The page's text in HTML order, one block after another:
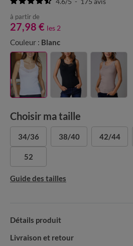
à partir de
27,98 € les 2
Couleur : Blanc
Choisir ma taille
34/36 38/40 42/44
52
Guide des tailles
Détails produit
Livraison et retour